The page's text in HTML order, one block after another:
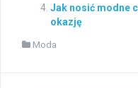
Jak nosić modne
okazję
Moda